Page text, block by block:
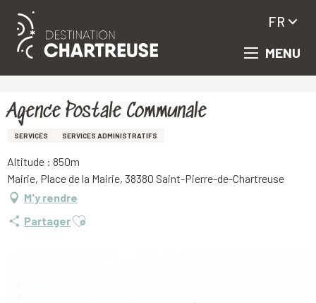
Aller
principal
MENU
FR
Agence Postale Communale
SERVICES SERVICES ADMINISTRATIFS
Altitude : 850m
Mairie, Place de la Mairie, 38380 Saint-Pierre-de-Chartreuse
M'y rendre
PartagerAjouter aux favoris